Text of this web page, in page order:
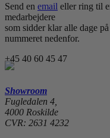
Send en email eller ring til
medarbejdere
som sidder klar alle dage
nummeret nedenfor.
+45 40 60 45 47
Showroom
Fugledalen 4,
4000 Roskilde
CVR: 2631 4232